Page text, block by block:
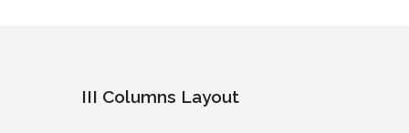
III Columns Layout